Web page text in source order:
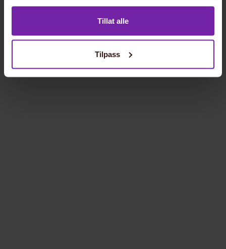
Tillat alle
Tilpass